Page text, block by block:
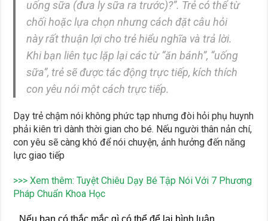
uống sữa (đưa ly sữa ra trước)?”. Trẻ có thể từ
chối hoặc lựa chọn nhưng cách đặt câu hỏi
này rất thuận lợi cho trẻ hiểu nghĩa và trả lời.
Khi bạn liên tục lặp lại các từ “ăn bánh”, “uống
sữa”, trẻ sẽ được tác động trực tiếp, kích thích
con yêu nói một cách trực tiếp.
Dạy trẻ chậm nói không phức tạp nhưng đòi hỏi phụ huynh
phải kiên trì dành thời gian cho bé. Nếu người thân nản chí,
con yêu sẽ càng khó để nói chuyện, ảnh hưởng đến năng
lực giao tiếp
>>> Xem thêm: Tuyệt Chiêu Dạy Bé Tập Nói Với 7 Phương
Pháp Chuẩn Khoa Học
Nếu bạn có thắc mắc gì có thể để lại bình luận